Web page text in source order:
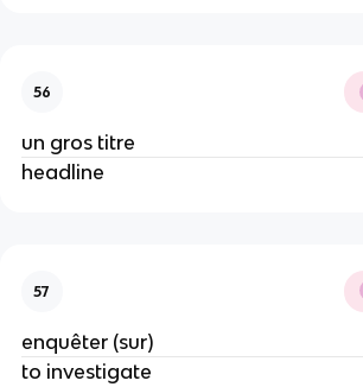
56
un gros titre
headline
57
enquêter (sur)
to investigate